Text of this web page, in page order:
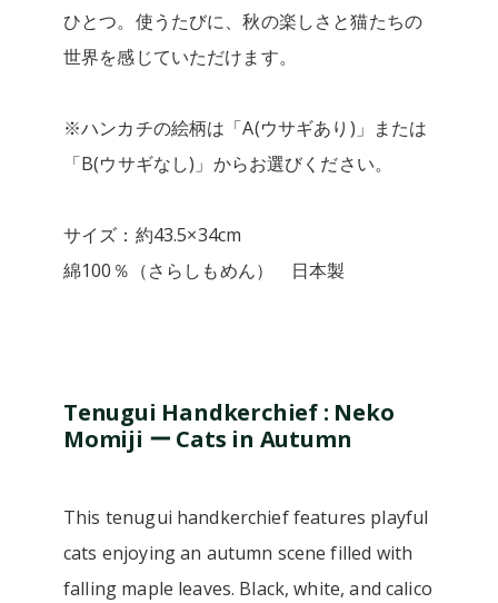
ひとつ。使うたびに、秋の楽しさと猫たちの
世界を感じていただけます。
※ハンカチの絵柄は「A(ウサギあり)」または
「B(ウサギなし)」からお選びください。
サイズ：約43.5×34cm
綿100％（さらしもめん） 日本製
Tenugui Handkerchief : Neko
Momiji ー Cats in Autumn
This tenugui handkerchief features playful
cats enjoying an autumn scene filled with
falling maple leaves. Black, white, and calico